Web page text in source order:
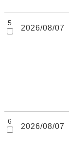
5
2026/08/07
6
2026/08/07